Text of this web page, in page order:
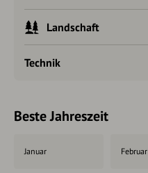
Landschaft
Technik
Beste Jahreszeit
Januar Februar